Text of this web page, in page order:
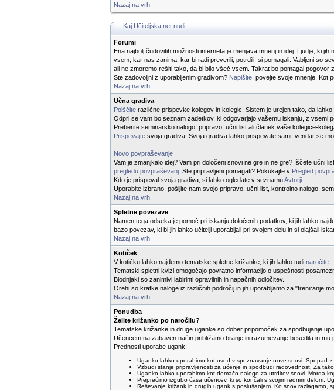
Nazaj na vrh
Kaj Učiteljska.net nudi
Forumi
Ena najbolj čudovitih možnosti interneta je menjava mnenj in idej. Ljudje, ki
vsem, kar nas zanima, kar bi radi preverili, potrdili, si pomagali. Vabljeni so
ali ne zmoremo rešiti tako, da bi bilo všeč vsem. Takrat bo pomagal
Ste zadovoljni z uporabljenim gradivom? Napišite , povejte svoje mnenje. Kot
Nazaj na vrh
Učna gradiva
Poiščite različne prispevke kolegov in kolegic. Sistem je urejen tako, da
Odprl se vam bo seznam zadetkov, ki odgovarjajo vašemu iskanju, z vsemi
Preberite seminarsko nalogo, pripravo, učni list ali članek vaše kolegice-
Prispevajte svoja gradiva. Svoja gradiva lahko prispevate sami, vendar se
Novo povpraševanje
Vam je zmanjkalo idej? Vam pri določeni snovi ne gre in ne gre? Iščete učni
pregledu povpraševanj . Ste pripravljeni pomagati? Pokukajte v Pregled
Kdo je prispeval svoja gradiva, si lahko ogledate v seznamuAvtorji
Uporabite izbrano, pošljite nam svojo pripravo, učni list, kontrolno nalogo,
Nazaj na vrh
Spletne povezave
Namen tega odseka je pomoč pri iskanju določenih podatkov, ki jih lahko
bazo povezav, ki bi jih lahko učitelji uporabljali pri svojem delu in si olajšali
Nazaj na vrh
Kotiček
V kotičku lahko najdemo tematske spletne križanke, ki jih lahko tudi naročite
Tematski spletni kvizi omogočajo povratno informacijo o uspešnosti
Blodnjaki so zanimivi labirinti opravilnih in napačnih odločitev.
Orehi so kratke naloge iz različnih področij in jih uporabljamo za "treniranje
Nazaj na vrh
Ponudba
Želite križanko po naročilu?
Tematske križanke in druge uganke so dober pripomoček za spodbujanje
Učencem na zabaven način približamo branje in razumevanje besedila in mu
Prednosti uporabe ugank:
Uganko lahko uporabimo kot uvod v spoznavanje nove snovi. Spopad z
Vzbudi stanje pripravljenosti za učenje in spodbudi radovednost. Za
Uganko lahko uporabimo kot domačo nalogo za utrditev snovi. Morda
Preprečimo izgubo časa učencev, ki so končali s svojim rednim delom.
Reševanje križank in drugih ugank s poslušanjem. Ko snov razlagamo,